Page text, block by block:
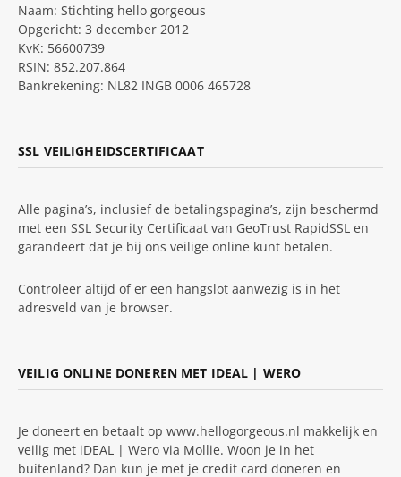
Naam: Stichting hello gorgeous
Opgericht: 3 december 2012
KvK: 56600739
RSIN: 852.207.864
Bankrekening: NL82 INGB 0006 465728
SSL VEILIGHEIDSCERTIFICAAT
Alle pagina’s, inclusief de betalingspagina’s, zijn beschermd
met een SSL Security Certificaat van GeoTrust RapidSSL en
garandeert dat je bij ons veilige online kunt betalen.
Controleer altijd of er een hangslot aanwezig is in het
adresveld van je browser.
VEILIG ONLINE DONEREN MET IDEAL | WERO
Je doneert en betaalt op www.hellogorgeous.nl makkelijk en
veilig met iDEAL | Wero via Mollie. Woon je in het
buitenland? Dan kun je met je credit card doneren en